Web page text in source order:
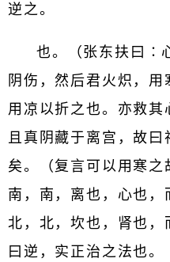
逆之。
也。（张东扶曰∶
阴伤，然后君火炽，
用凉以折之也。亦救其
且真阴藏于离宫，故
矣。（复言可以用寒
南，南，离也，心也
北，北，坎也，肾也，
曰逆，实正治之法也。